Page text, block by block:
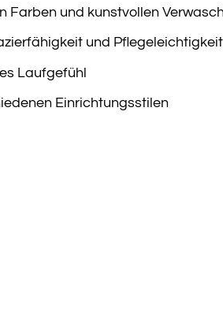
Farben und kunstvollen
und Pflegeleichtigkeit
Laufgefühl
Einrichtungsstilen